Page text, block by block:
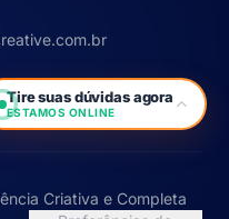
Criativa e Completa
Tire suas dúvidas agora
ESTAMOS ONLINE